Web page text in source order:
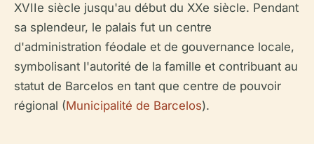
XVIIe siècle jusqu'au début du XXe siècle. Pendant
sa splendeur, le palais fut un centre
d'administration féodale et de gouvernance locale,
symbolisant l'autorité de la famille et contribuant au
statut de Barcelos en tant que centre de pouvoir
régional (Municipalité de Barcelos).